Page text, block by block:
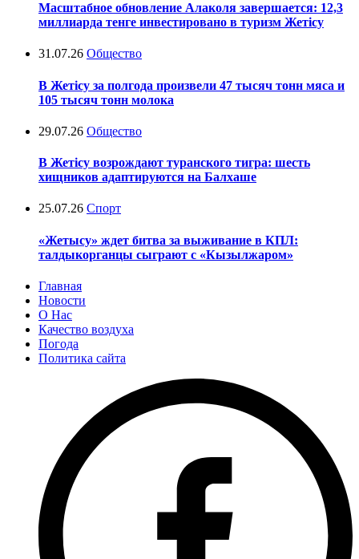
Масштабное обновление Алаколя завершается: 12,3
миллиарда тенге инвестировано в туризм Жетісу
31.07.26 Общество
В Жетісу за полгода произвели 47 тысяч тонн мяса и
105 тысяч тонн молока
29.07.26 Общество
В Жетісу возрождают туранского тигра: шесть
хищников адаптируются на Балхаше
25.07.26 Спорт
«Жетысу» ждет битва за выживание в КПЛ:
талдыкорганцы сыграют с «Кызылжаром»
Главная
Новости
О Нас
Качество воздуха
Погода
Политика сайта